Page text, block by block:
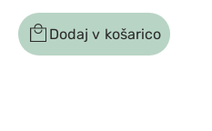
Dodaj v košarico